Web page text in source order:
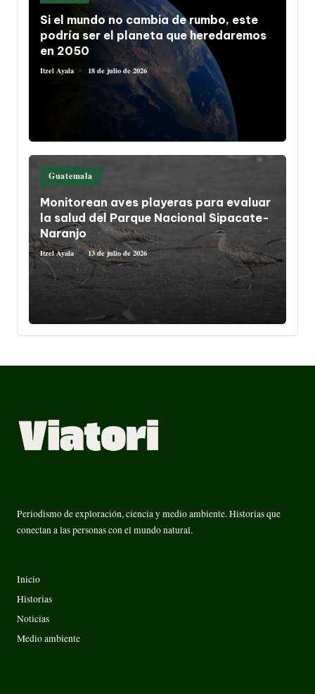
en
Si el mundo no cambia de rumbo, este
podría ser el planeta que heredaremos
en 2050
Publicado
Itzel Ayala 18 de julio de 2026
Publicado
en
Guatemala
Monitorean aves playeras para evaluar
la salud del Parque Nacional Sipacate-
Naranjo
Publicado
por
Itzel Ayala 13 de julio de 2026
Periodismo de exploración, ciencia y medio ambiente. Historias que
conectan a las personas con el mundo natural.
Inicio
Historias
Noticias
Medio ambiente